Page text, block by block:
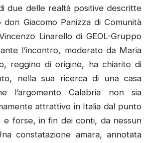
due delle realtà positive descritte
Giacomo Panizza di Comunità
Linarello di GEOL-Gruppo
l’incontro, moderato da Maria
reggino di origine, ha chiarito di
nella sua ricerca di una casa
l’argomento Calabria non sia
attrattivo in Italia dal punto
e forse, in fin dei conti, da nessun
constatazione amara, annotata